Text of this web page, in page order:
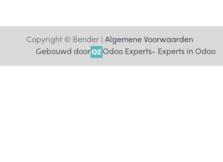
Copyright © Bender | Algemene Voorwaarden
Gebouwd door
Odoo Experts- Experts in Odoo